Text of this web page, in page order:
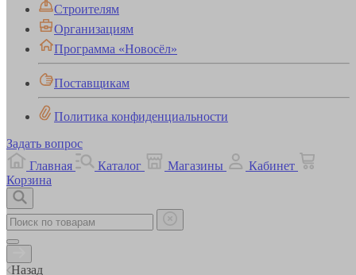
Строителям
Организациям
Программа «Новосёл»
Поставщикам
Политика конфиденциальности
Задать вопрос
Главная
Каталог Магазины
Кабинет
Корзина
Назад